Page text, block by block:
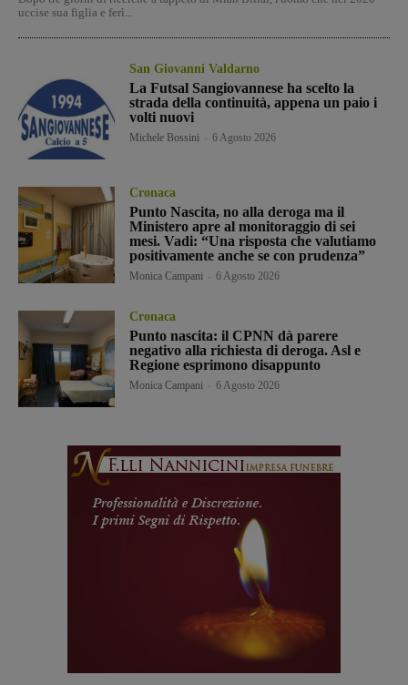
uccise sua figlia e ferì...
San Giovanni Valdarno
La Futsal Sangiovannese ha scelto la
strada della continuità, appena un paio i
volti nuovi
Michele Bossini 6 Agosto 2026
Cronaca
Punto Nascita, no alla deroga ma il
Ministero apre al monitoraggio di sei
mesi. Vadi: “Una risposta che valutiamo
positivamente anche se con prudenza”
Monica Campani 6 Agosto 2026
Cronaca
Punto nascita: il CPNN dà parere
negativo alla richiesta di deroga. Asl e
Regione esprimono disappunto
Monica Campani 6 Agosto 2026